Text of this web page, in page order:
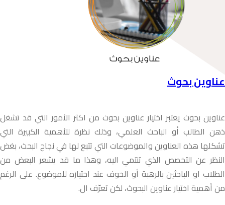
عناوين بحوث
عناوين بحوث يعتبر اختيار عناوين بحوث من اكثر الأمور التي قد تشغل
ذهن الطالب أو الباحث العلمي، وذلك نظرة للأهمية الكبيرة التي
تشكلها هذه العناوين والموضوعات التي تتبع لها في نجاح البحث، بغض
النظر عن التخصص الذي تنتمي اليه، وهذا ما قد يشعر البعض من
الطلاب او الباحثين بالرهبة أو الخوف عند اختياره للموضوع. على الرغم
من أهمية اختيار عناوين البحوث، لكن تعرّف ال.